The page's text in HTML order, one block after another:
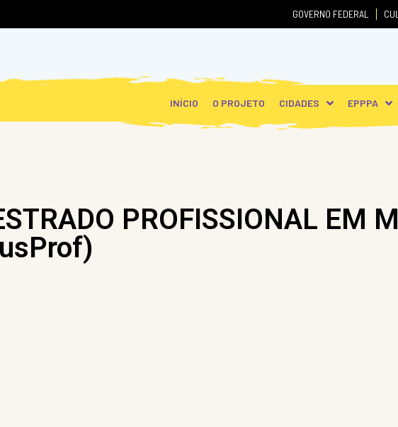
GOVERNO FEDERAL
INÍCIO O PROJETO CIDADES EPPPA
PROFISSIONAL EM